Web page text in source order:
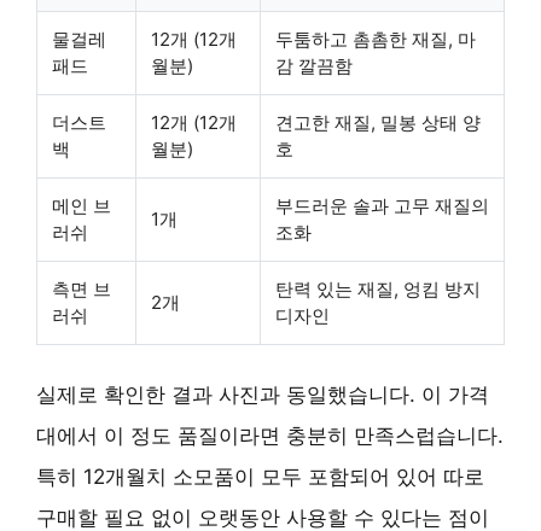
물걸레
패드
12개 (12개
월분)
두툼하고 촘촘한 재질, 마
감 깔끔함
더스트
백
12개 (12개
월분)
견고한 재질, 밀봉 상태 양
호
메인 브
러쉬
1개
부드러운 솔과 고무 재질의
조화
측면 브
러쉬
2개
탄력 있는 재질, 엉킴 방지
디자인
실제로 확인한 결과 사진과 동일했습니다. 이 가격
대에서 이 정도 품질이라면 충분히 만족스럽습니다.
특히 12개월치 소모품이 모두 포함되어 있어 따로
구매할 필요 없이 오랫동안 사용할 수 있다는 점이